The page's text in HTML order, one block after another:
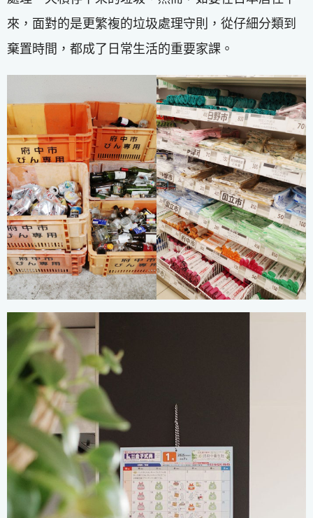
來，面對的是更繁複的垃圾處理守則，從仔細分類到
棄置時間，都成了日常生活的重要家課。